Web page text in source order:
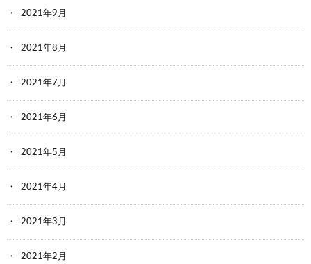
2021年9月
2021年8月
2021年7月
2021年6月
2021年5月
2021年4月
2021年3月
2021年2月